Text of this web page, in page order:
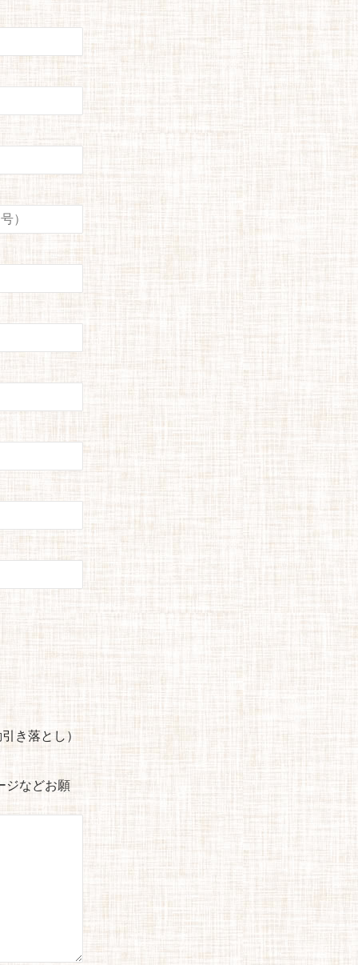
き落とし）
ジなどお願